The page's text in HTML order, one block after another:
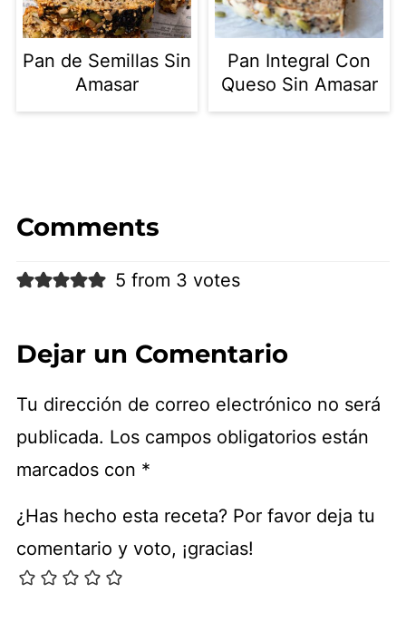
Pan de Semillas Sin
Amasar
Pan Integral Con
Queso Sin Amasar
Comments
5 from 3 votes
Dejar un Comentario
Tu dirección de correo electrónico no será
publicada. Los campos obligatorios están
marcados con *
¿Has hecho esta receta? Por favor deja tu
comentario y voto, ¡gracias!